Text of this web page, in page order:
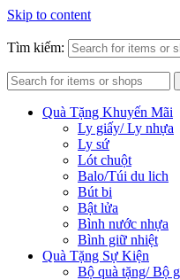
Skip to content
Tìm kiếm:
Quà Tặng Khuyến Mãi
Ly giấy/ Ly nhựa
Ly sứ
Lót chuột
Balo/Túi du lich
Bút bi
Bật lửa
Bình nước nhựa
Bình giữ nhiệt
Quà Tặng Sự Kiện
Bộ quà tặng/ Bộ